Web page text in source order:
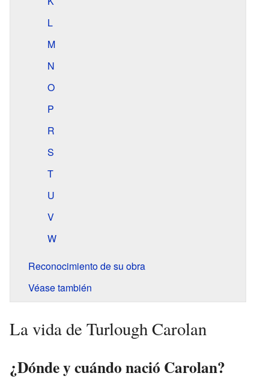
L
M
N
O
P
R
S
T
U
V
W
Reconocimiento de su obra
Véase también
La vida de Turlough Carolan
¿Dónde y cuándo nació Carolan?